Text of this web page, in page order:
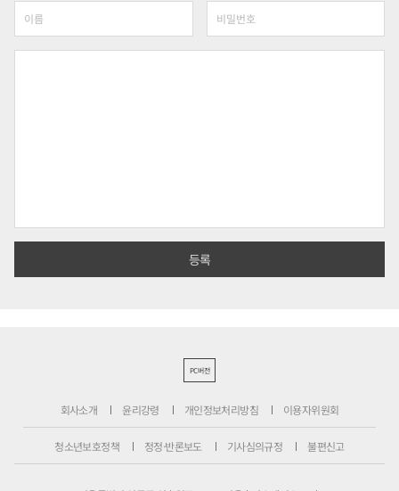
PC버전
회사소개 윤리강령 개인정보처리방침 이용자위원회
청소년보호정책 정정·반론보도 기사심의규정 불편신고